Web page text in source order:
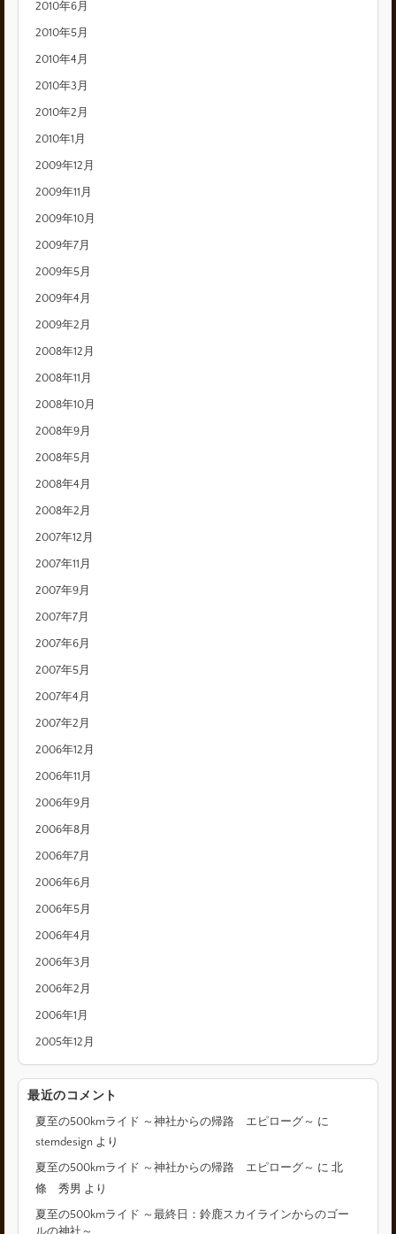
2010年6月
2010年5月
2010年4月
2010年3月
2010年2月
2010年1月
2009年12月
2009年11月
2009年10月
2009年7月
2009年5月
2009年4月
2009年2月
2008年12月
2008年11月
2008年10月
2008年9月
2008年5月
2008年4月
2008年2月
2007年12月
2007年11月
2007年9月
2007年7月
2007年6月
2007年5月
2007年4月
2007年2月
2006年12月
2006年11月
2006年9月
2006年8月
2006年7月
2006年6月
2006年5月
2006年4月
2006年3月
2006年2月
2006年1月
2005年12月
最近のコメント
夏至の500kmライド ～神社からの帰路 エピローグ～ に
stemdesign より
夏至の500kmライド ～神社からの帰路 エピローグ～ に北
條 秀男 より
夏至の500kmライド ～最終日：鈴鹿スカイラインからのゴー
ルの神社～